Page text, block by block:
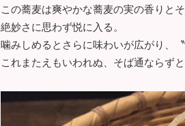
この蕎麦は爽やかな蕎麦の実の香りと
絶妙さに思わず悦に入る。
噛みしめるとさらに味わいが広がり、
これまたえもいわれぬ、そば通ならず